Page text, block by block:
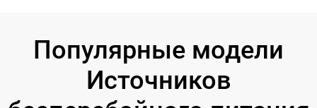
Популярные модели
Источников